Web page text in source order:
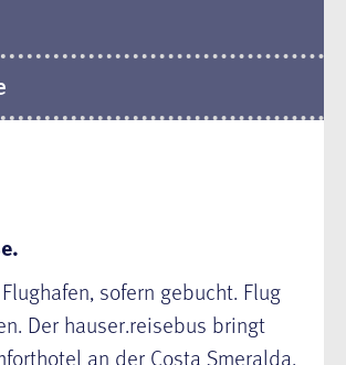
sofern gebucht. Flug
Der hauser.reisebus bringt
an der Costa Smeralda.